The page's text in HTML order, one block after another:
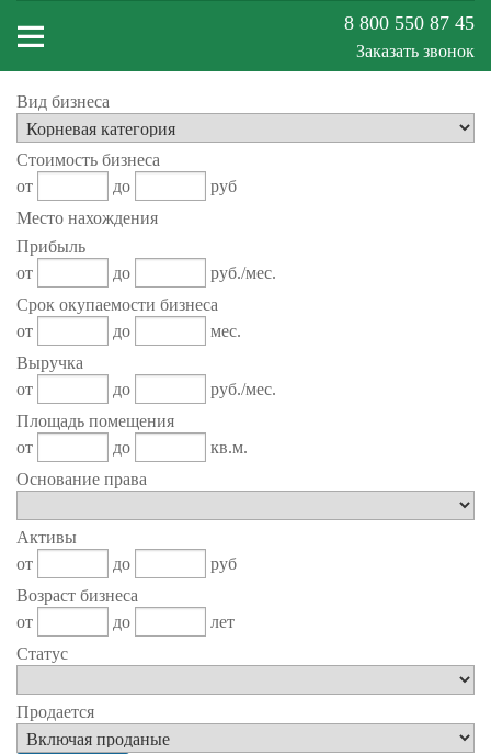
Меню
сайта
8 800 550 87 45
Заказать звонок
Вид бизнеса
Стоимость бизнеса
от
до
руб
Место нахождения
Прибыль
от
до
руб./мес.
Срок окупаемости бизнеса
от
до
мес.
Выручка
от
до
руб./мес.
Площадь помещения
от
до
кв.м.
Основание права
Активы
от
до
руб
Возраст бизнеса
от
до
лет
Статус
Продается